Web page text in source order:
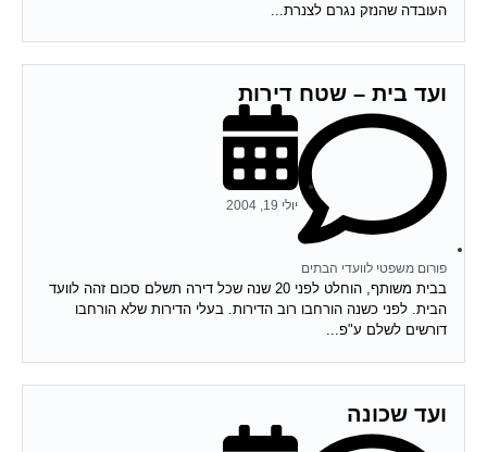
העובדה שהנזק נגרם לצנרת...
ועד בית – שטח דירות
פורום משפטי לוועדי הבתים
יולי 19, 2004
בבית משותף, הוחלט לפני 20 שנה שכל דירה תשלם סכום זהה לוועד
הבית. לפני כשנה הורחבו רוב הדירות. בעלי הדירות שלא הורחבו
דורשים לשלם ע"פ...
ועד שכונה